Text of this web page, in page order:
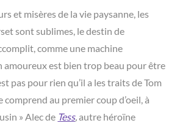
et misères de la vie paysanne, les
sont sublimes, le destin de
comme une machine
amoureux est bien trop beau pour être
pas pour rien qu’il a les traits de Tom
comprend au premier coup d’oeil, à
» Alec de Tess,autre héroïne